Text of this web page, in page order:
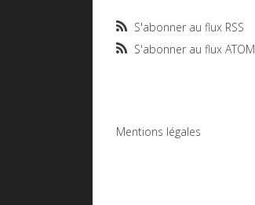
S'abonner au flux RSS
S'abonner au flux ATOM
Mentions légales